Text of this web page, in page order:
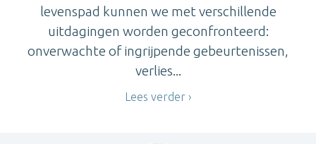
levenspad kunnen we met verschillende
uitdagingen worden geconfronteerd:
onverwachte of ingrijpende gebeurtenissen,
verlies...
Lees verder